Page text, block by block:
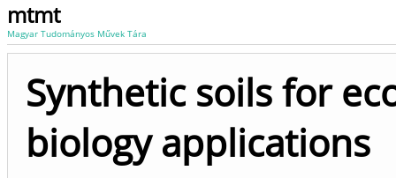
mtmt
Magyar Tudományos Művek Tára
Synthetic soils for
biology applications